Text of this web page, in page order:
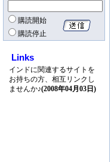
購読開始
購読停止
Links
インドに関連するサイトを
お持ちの方、相互リンクし
ませんか♪(2008年04月03日)